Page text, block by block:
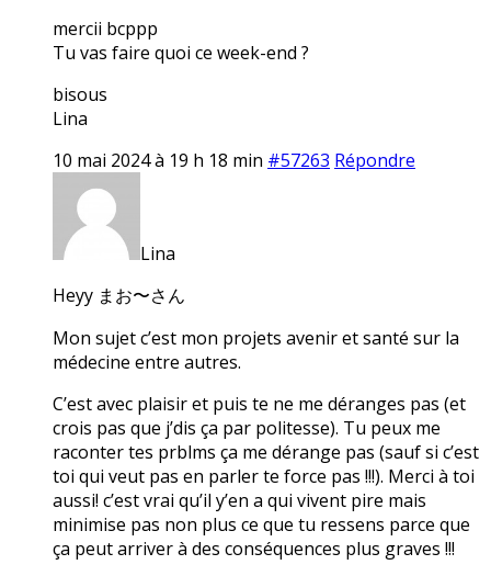
mercii bcppp
Tu vas faire quoi ce week-end ?
bisous
Lina
10 mai 2024 à 19 h 18 min #57263 Répondre
Lina
Heyy まお〜さん
Mon sujet c’est mon projets avenir et santé sur la
médecine entre autres.
C’est avec plaisir et puis te ne me déranges pas (et
crois pas que j’dis ça par politesse). Tu peux me
raconter tes prblms ça me dérange pas (sauf si c’est
toi qui veut pas en parler te force pas !!!). Merci à toi
aussi! c’est vrai qu’il y’en a qui vivent pire mais
minimise pas non plus ce que tu ressens parce que
ça peut arriver à des conséquences plus graves !!!